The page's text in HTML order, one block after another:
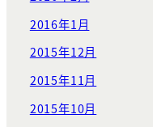
2016年1月
2015年12月
2015年11月
2015年10月